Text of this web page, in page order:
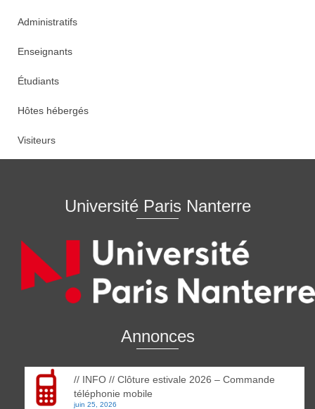
Administratifs
Enseignants
Étudiants
Hôtes hébergés
Visiteurs
Université Paris Nanterre
Annonces
// INFO // Clôture estivale 2026 – Commande
téléphonie mobile
juin 25, 2026